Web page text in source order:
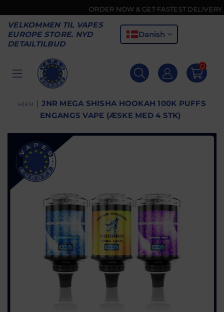
ORDER NOW & GET FASTEST DELIVERY 🚚
VELKOMMEN TIL VAPES
EUROPE STORE. NYD
DETAILTILBUD
Danish
VAPES
EUROPE
0
HJEM | JNR MEGA SHISHA HOOKAH 100K PUFFS
ENGANGS VAPE (ÆSKE MED 4 STK)